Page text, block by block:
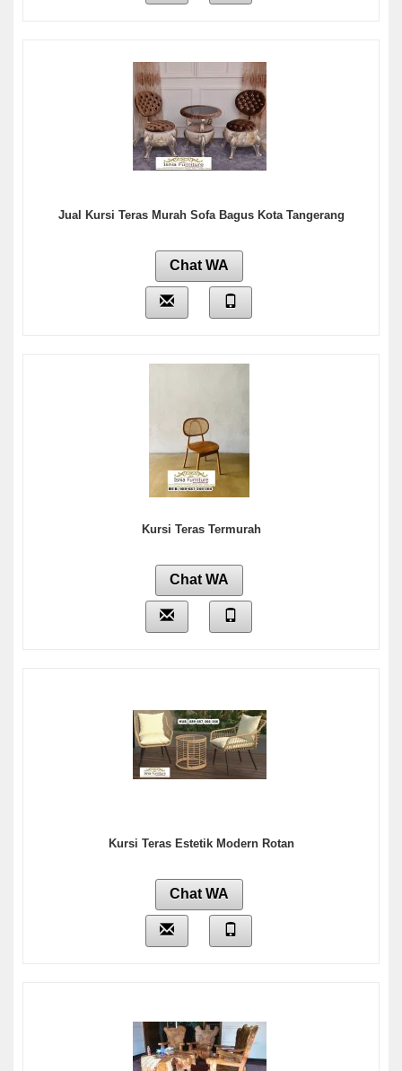
Jual Kursi Teras Murah Sofa Bagus Kota Tangerang
Chat WA
Kursi Teras Termurah
Chat WA
Kursi Teras Estetik Modern Rotan
Chat WA